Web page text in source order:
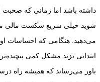
داشته باشد اما زمانی که صحبت
شوید خیلی سریع شکست مالی
می‌دهید. هنگامی که احساسات
ابتدایی بزند مشکل کمی
باور می‌رساند که همیشه راه